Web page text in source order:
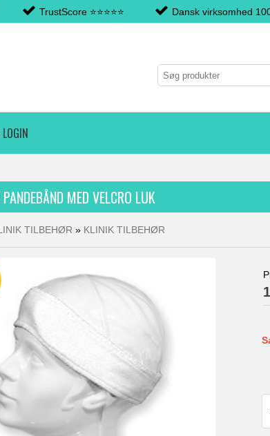
TrustScore ⭐️⭐️⭐️⭐️⭐️ Dansk virksomhed
MED VELCRO LUK
TILBEHØR » KLINIK TILBEHØR